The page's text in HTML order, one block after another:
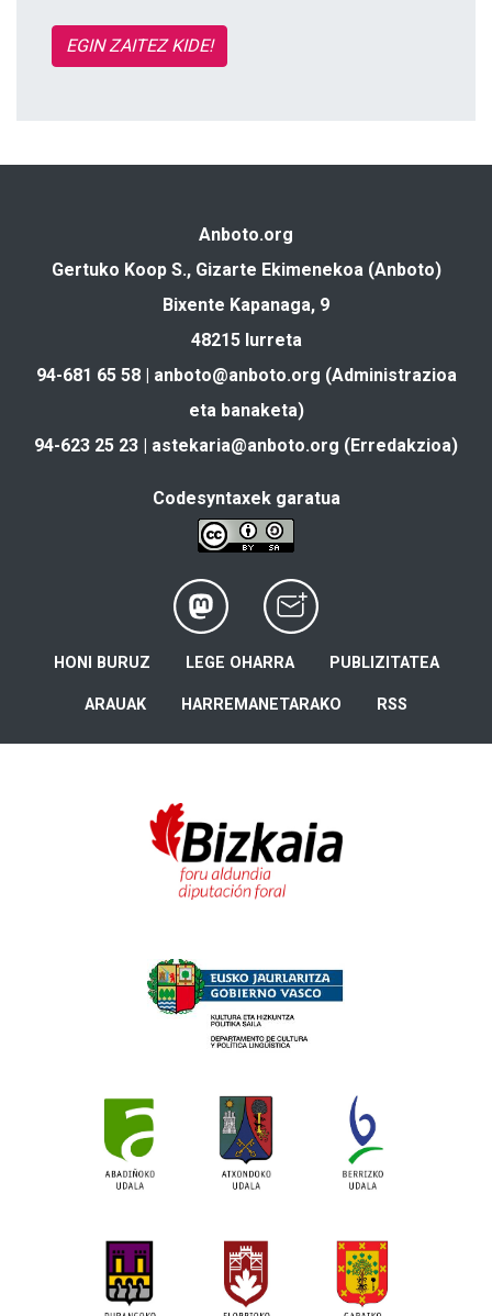
EGIN ZAITEZ KIDE!
Anboto.org
Gertuko Koop S., Gizarte Ekimenekoa (Anboto)
Bixente Kapanaga, 9
48215 Iurreta
94-681 65 58 | anboto@anboto.org (Administrazioa
eta banaketa)
94-623 25 23 | astekaria@anboto.org (Erredakzioa)
Codesyntaxek garatua
HONI BURUZ LEGE OHARRA PUBLIZITATEA
ARAUAK HARREMANETARAKO RSS